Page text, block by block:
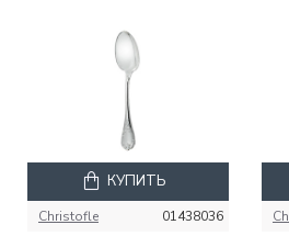
Christofle 01438036
КУПИТЬ